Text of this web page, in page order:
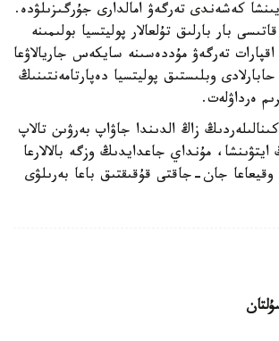
كەشەندى تەرگەۋ امالدارى جۇرگىزىلۋدە.
بار بارلىق تۇلعالار پوليتسيا بولىمىنە
تەرگەۋ مۇددەسىنە سايكەس جاريالاۋعا
وبلىستىق پوليتسيا دەپارتامەنتىنىڭ
ەرداۋلەت.
زاڭ الدىندا جاۋاپ بەرۋىن تالاپ
مۇنداي جاعدايدىڭ وزگە بالالارعا
وقيعاعا جان-جاقتى قۇقىقتىق باعا بەرىلۋى